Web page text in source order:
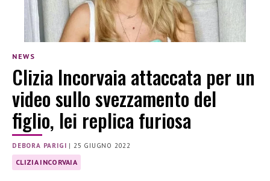
NEWS
Clizia Incorvaia attaccata per un
video sullo svezzamento del
figlio, lei replica furiosa
DEBORA PARIGI | 25 GIUGNO 2022
CLIZIA INCORVAIA